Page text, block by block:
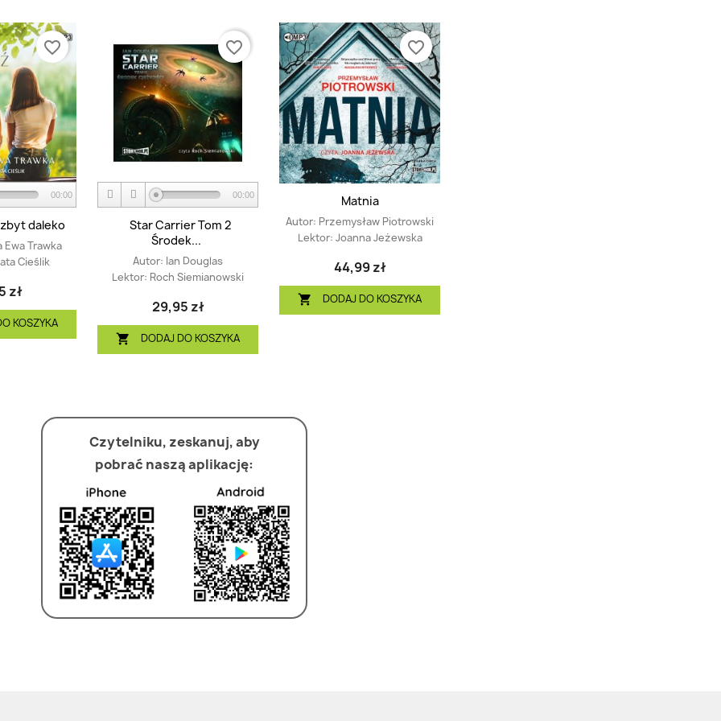
00:00
daleko
Ewa Trawka
Cieślik
zł
KOSZYKA
favorite_border
00:00
Star Carrier Tom 2
Środek...
Autor: Ian Douglas
Lektor: Roch Siemianowski
29,95 zł
 DODAJ DO KOSZYKA
favorite_border
Matnia
Autor: Przemysław Piotrowski
Lektor: Joanna Jeżewska
44,99 zł
 DODAJ DO KOSZYKA
favorite_border
Czytelniku, zeskanuj, aby
pobrać naszą aplikację: